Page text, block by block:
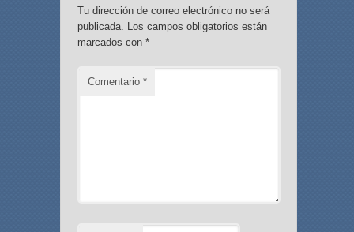
Tu dirección de correo electrónico no será
publicada. Los campos obligatorios están
marcados con *
Comentario *